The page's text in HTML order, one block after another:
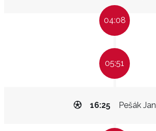
04:08
05:51
Pešák Jan
16:25